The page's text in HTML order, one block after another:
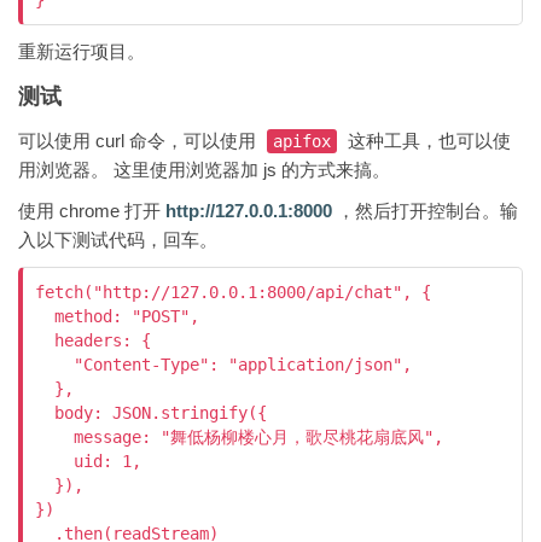
重新运行项目。
测试
可以使用 curl 命令，可以使用 apifox
这种工具，也可以使
用浏览器。 这里使用浏览器加 js 的方式来搞。
使用 chrome 打开 http://127.0.0.1:8000 ，然后打开控制台。输
入以下测试代码，回车。
fetch("http://127.0.0.1:8000/api/chat", {
  method: "POST",
  headers: {
    "Content-Type": "application/json",
  },
  body: JSON.stringify({
    message: "舞低杨柳楼心月，歌尽桃花扇底风",
    uid: 1,
  }),
})
  .then(readStream)